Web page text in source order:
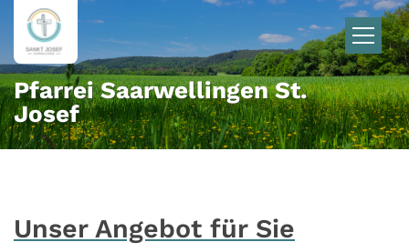
Zum Inhalt springen
Pfarrei Saarwellingen St.
Josef
Unser Angebot für Sie